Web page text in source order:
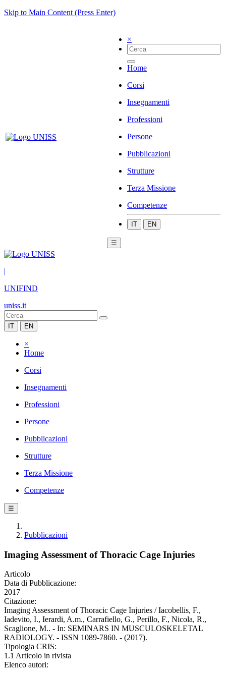
Skip to Main Content (Press Enter)
×
Home
Corsi
Insegnamenti
Professioni
Persone
Pubblicazioni
Strutture
Terza Missione
Competenze
IT EN
☰
|
UNIFIND
uniss.it
IT EN
×
Home
Corsi
Insegnamenti
Professioni
Persone
Pubblicazioni
Strutture
Terza Missione
Competenze
☰
Pubblicazioni
Imaging Assessment of Thoracic Cage Injuries
Articolo
Data di Pubblicazione:
2017
Citazione:
Imaging Assessment of Thoracic Cage Injuries / Iacobellis, F.,
Iadevito, I., Ierardi, A.m., Carrafiello, G., Perillo, F., Nicola, R.,
Scaglione, M.. - In: SEMINARS IN MUSCULOSKELETAL
RADIOLOGY. - ISSN 1089-7860. - (2017).
Tipologia CRIS:
1.1 Articolo in rivista
Elenco autori: